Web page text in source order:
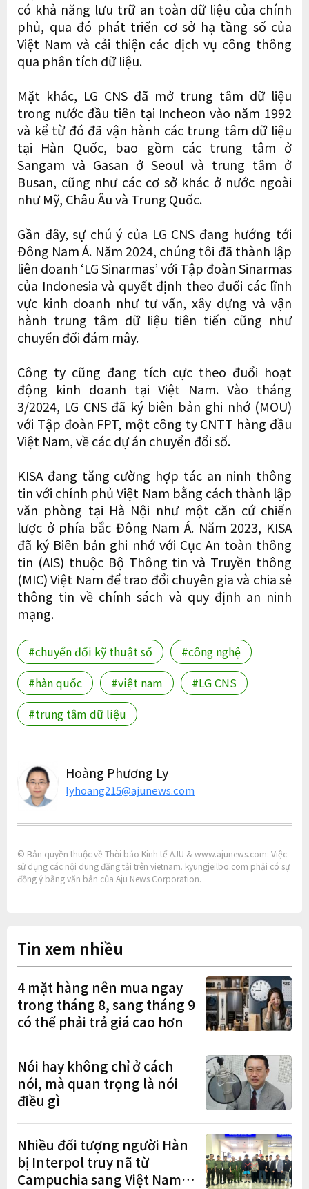
có khả năng lưu trữ an toàn dữ liệu của chính
phủ, qua đó phát triển cơ sở hạ tầng số của
Việt Nam và cải thiện các dịch vụ công thông
qua phân tích dữ liệu.
Mặt khác, LG CNS đã mở trung tâm dữ liệu
trong nước đầu tiên tại Incheon vào năm 1992
và kể từ đó đã vận hành các trung tâm dữ liệu
tại Hàn Quốc, bao gồm các trung tâm ở
Sangam và Gasan ở Seoul và trung tâm ở
Busan, cũng như các cơ sở khác ở nước ngoài
như Mỹ, Châu Âu và Trung Quốc.
Gần đây, sự chú ý của LG CNS đang hướng tới
Đông Nam Á. Năm 2024, chúng tôi đã thành lập
liên doanh ‘LG Sinarmas’ với Tập đoàn Sinarmas
của Indonesia và quyết định theo đuổi các lĩnh
vực kinh doanh như tư vấn, xây dựng và vận
hành trung tâm dữ liệu tiên tiến cũng như
chuyển đổi đám mây.
Công ty cũng đang tích cực theo đuổi hoạt
động kinh doanh tại Việt Nam. Vào tháng
3/2024, LG CNS đã ký biên bản ghi nhớ (MOU)
với Tập đoàn FPT, một công ty CNTT hàng đầu
Việt Nam, về các dự án chuyển đổi số.
KISA đang tăng cường hợp tác an ninh thông
tin với chính phủ Việt Nam bằng cách thành lập
văn phòng tại Hà Nội như một căn cứ chiến
lược ở phía bắc Đông Nam Á. Năm 2023, KISA
đã ký Biên bản ghi nhớ với Cục An toàn thông
tin (AIS) thuộc Bộ Thông tin và Truyền thông
(MIC) Việt Nam để trao đổi chuyên gia và chia sẻ
thông tin về chính sách và quy định an ninh
mạng.
#chuyển đổi kỹ thuật số
#công nghệ
#hàn quốc
#việt nam
#LG CNS
#trung tâm dữ liệu
Hoàng Phương Ly
lyhoang215@ajunews.com
© Bản quyền thuộc về Thời báo Kinh tế AJU & www.ajunews.com: Việc
sử dụng các nội dung đăng tải trên vietnam. kyungjeilbo.com phải có sự
đồng ý bằng văn bản của Aju News Corporation.
Tin xem nhiều
4 mặt hàng nên mua ngay
trong tháng 8, sang tháng 9
có thể phải trả giá cao hơn
Nói hay không chỉ ở cách
nói, mà quan trọng là nói
điều gì
Nhiều đối tượng người Hàn
bị Interpol truy nã từ
Campuchia sang Việt Nam